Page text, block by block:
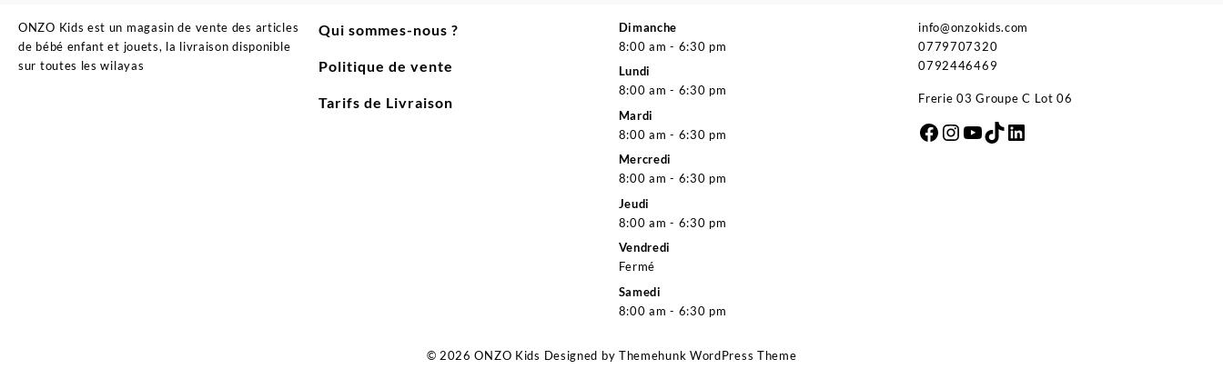
ONZO Kids est un magasin de vente des articles
de bébé enfant et jouets, la livraison disponible
sur toutes les wilayas
Qui sommes-nous ?
Politique de vente
Tarifs de Livraison
Dimanche
8:00 am - 6:30 pm
Lundi
8:00 am - 6:30 pm
Mardi
8:00 am - 6:30 pm
Mercredi
8:00 am - 6:30 pm
Jeudi
8:00 am - 6:30 pm
Vendredi
Fermé
Samedi
8:00 am - 6:30 pm
info@onzokids.com
0779707320
0792446469
Frerie 03 Groupe C Lot 06
Facebook
Instagram
YouTube
TikTok
LinkedIn
© 2026ONZO Kids Designed by Themehunk WordPress Theme